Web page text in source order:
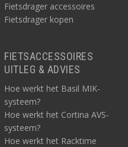
Fietsdrager accessoires
Fietsdrager kopen
FIETSACCESSOIRES
UITLEG & ADVIES
Hoe werkt het Basil MIK-
systeem?
Hoe werkt het Cortina AVS-
systeem?
Hoe werkt het Racktime